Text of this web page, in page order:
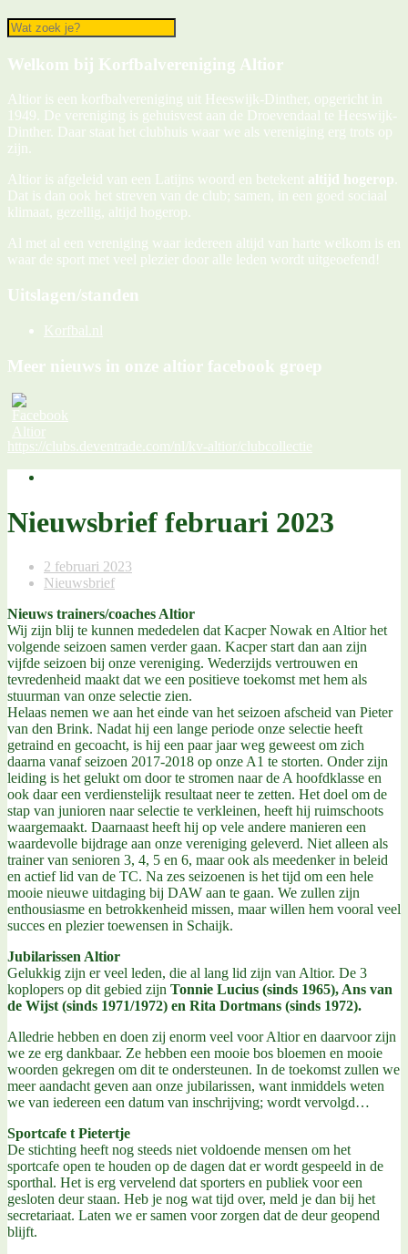
Welkom bij Korfbalvereniging Altior
Altior is een korfbalvereniging uit Heeswijk-Dinther, opgericht in
1949. De vereniging is gehuisvest aan de Droevendaal te Heeswijk-
Dinther. Daar staat het clubhuis waar we als vereniging erg trots op
zijn.
Altior is afgeleid van een Latijns woord en betekent altijd hogerop
Dat is dan ook het streven van de club; samen, in een goed sociaal
klimaat, gezellig, altijd hogerop.
Al met al een vereniging waar iedereen altijd van harte welkom is en
waar de sport met veel plezier door alle leden wordt uitgeoefend!
Uitslagen/standen
Korfbal.nl
Meer nieuws in onze altior facebook groep
https://clubs.deventrade.com/nl/kv-altior/clubcollectie
Nieuwsbrief februari 2023
2 februari 2023
Nieuwsbrief
Nieuws trainers/coaches Altior
Wij zijn blij te kunnen mededelen dat Kacper Nowak en Altior het
volgende seizoen samen verder gaan. Kacper start dan aan zijn
vijfde seizoen bij onze vereniging. Wederzijds vertrouwen en
tevredenheid maakt dat we een positieve toekomst met hem als
stuurman van onze selectie zien.
Helaas nemen we aan het einde van het seizoen afscheid van Pieter
van den Brink. Nadat hij een lange periode onze selectie heeft
getraind en gecoacht, is hij een paar jaar weg geweest om zich
daarna vanaf seizoen 2017-2018 op onze A1 te storten. Onder zijn
leiding is het gelukt om door te stromen naar de A hoofdklasse en
ook daar een verdienstelijk resultaat neer te zetten. Het doel om de
stap van junioren naar selectie te verkleinen, heeft hij ruimschoots
waargemaakt. Daarnaast heeft hij op vele andere manieren een
waardevolle bijdrage aan onze vereniging geleverd. Niet alleen als
trainer van senioren 3, 4, 5 en 6, maar ook als meedenker in beleid
en actief lid van de TC. Na zes seizoenen is het tijd om een hele
mooie nieuwe uitdaging bij DAW aan te gaan. We zullen zijn
enthousiasme en betrokkenheid missen, maar willen hem vooral veel
succes en plezier toewensen in Schaijk.
Jubilarissen Altior
Gelukkig zijn er veel leden, die al lang lid zijn van Altior. De 3
koplopers op dit gebied zijn Tonnie Lucius (sinds 1965), Ans van
de Wijst (sinds 1971/1972) en Rita Dortmans (sinds 1972).
Alledrie hebben en doen zij enorm veel voor Altior en daarvoor zijn
we ze erg dankbaar. Ze hebben een mooie bos bloemen en mooie
woorden gekregen om dit te ondersteunen. In de toekomst zullen we
meer aandacht geven aan onze jubilarissen, want inmiddels weten
we van iedereen een datum van inschrijving; wordt vervolgd…
Sportcafe t Pietertje
De stichting heeft nog steeds niet voldoende mensen om het
sportcafe open te houden op de dagen dat er wordt gespeeld in de
sporthal. Het is erg vervelend dat sporters en publiek voor een
gesloten deur staan. Heb je nog wat tijd over, meld je dan bij het
secretariaat. Laten we er samen voor zorgen dat de deur geopend
blijft.